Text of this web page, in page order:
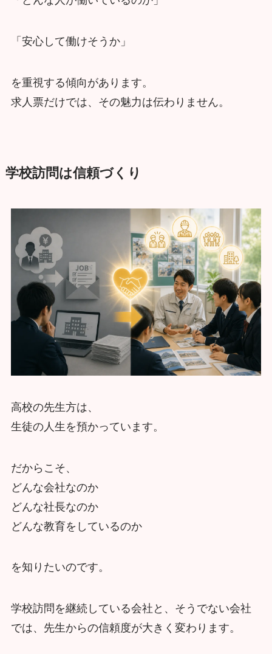
「安心して働けそうか」
を重視する傾向があります。
求人票だけでは、その魅力は伝わりません。
学校訪問は信頼づくり
高校の先生方は、
生徒の人生を預かっています。
だからこそ、
どんな会社なのか
どんな社長なのか
どんな教育をしているのか
を知りたいのです。
学校訪問を継続している会社と、そうでない会社
では、先生からの信頼度が大きく変わります。